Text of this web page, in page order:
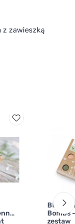
z zawieszką
Bombs
zestaw